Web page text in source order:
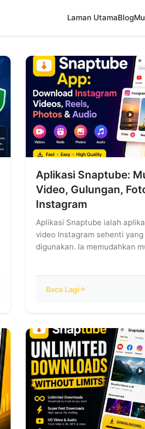
Laman UtamaBlog
Aplikasi Snaptube:
Video, Gulungan,
Instagram
Aplikasi Snaptube ialah
video Instagram sehenti yang
digunakan. Ia memudahkan
Baca Lagi